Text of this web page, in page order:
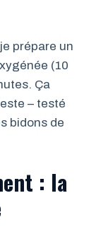
prépare un
(10
Ça
– testé
bidons de
: la